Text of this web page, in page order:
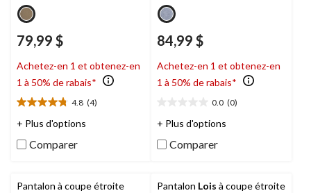
79,99 $
Achetez-en 1 et obtenez-en
1 à 50% de rabais*
4.8 (4)
4.8
étoile(s)
5.
+ Plus d'options
Comparer
84,99 $
Achetez-en 1 et obtenez-en
1 à 50% de rabais*
0.0 (0)
étoile(s)
5.
+ Plus d'options
Comparer
Pantalon à coupe étroite
Pantalon Lois à coupe étroite